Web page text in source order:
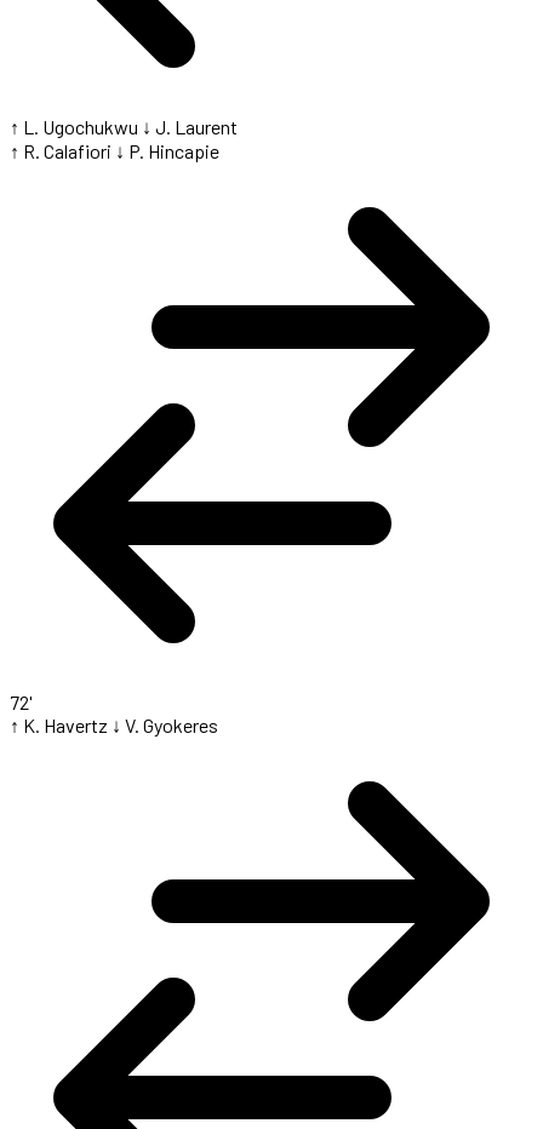
↑ L. Ugochukwu ↓ J. Laurent
↑ R. Calafiori ↓ P. Hincapie
72'
↑ K. Havertz ↓ V. Gyokeres